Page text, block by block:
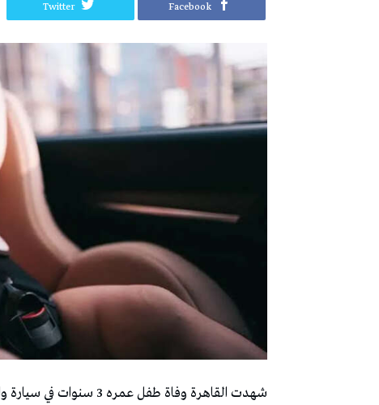
Facebook
Twitter
شهدت القاهرة وفاة طفل